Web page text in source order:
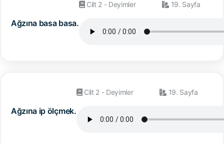
Ağzına basa basa.
Cilt 2 - Deyimler 19. Sayfa
Ağzına ip ölçmek.
Cilt 2 - Deyimler 19. Sayfa